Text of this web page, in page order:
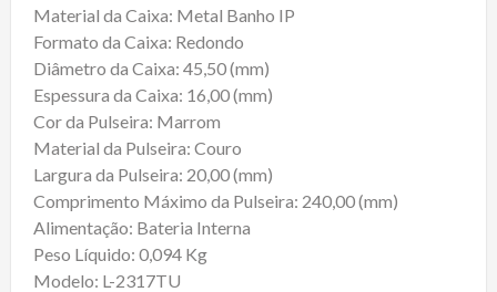
Material da Caixa: Metal Banho IP
Formato da Caixa: Redondo
Diâmetro da Caixa: 45,50 (mm)
Espessura da Caixa: 16,00 (mm)
Cor da Pulseira: Marrom
Material da Pulseira: Couro
Largura da Pulseira: 20,00 (mm)
Comprimento Máximo da Pulseira: 240,00 (mm)
Alimentação: Bateria Interna
Peso Líquido: 0,094 Kg
Modelo: L-2317TU